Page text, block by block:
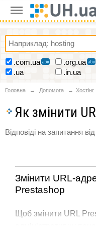
.com.ua .org.ua
.ua
.in.ua
Головна Допомога Хостінг
Як змінити
Відповіді на запитання
Змінити URL-
Prestashop
Щоб змінити URL